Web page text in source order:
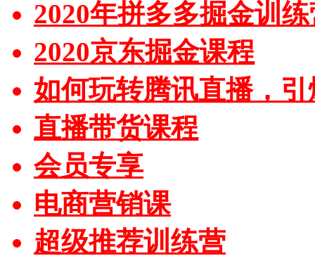
2020年拼多多掘金训
2020京东掘金课程
如何玩转腾讯直播，
直播带货课程
会员专享
电商营销课
超级推荐训练营